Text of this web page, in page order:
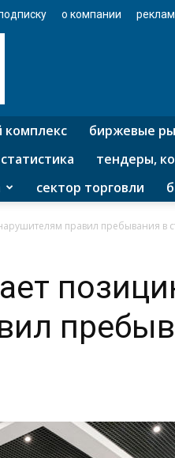
о компании
биржевые
статистика тендеры,
сектор торговли
правил пребывания в